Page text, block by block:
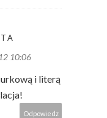
10:06
i literą
Odpowiedz